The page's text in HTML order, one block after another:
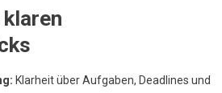
Klarheit über Aufgaben, Deadlines und